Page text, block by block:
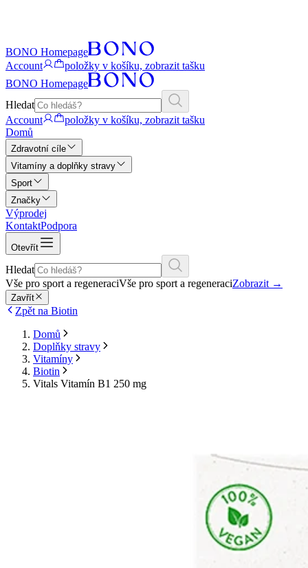
BONO Homepage
Account
položky v košíku, zobrazit tašku
BONO Homepage
Hledat
Account
položky v košíku, zobrazit tašku
Domů
Zdravotní cíle
Vitamíny a doplňky stravy
Sport
Značky
Výprodej
KontaktPodpora
Otevřít
Hledat
Vše pro sport a regeneraciVše pro sport a regeneraciZobrazit →
Zavřít
Zpět na Biotin
Domů
Doplňky stravy
Vitamíny
Biotin
Vitals Vitamín B1 250 mg